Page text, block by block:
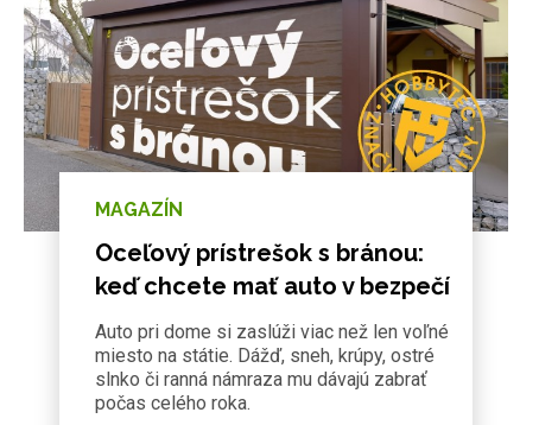
MAGAZÍN
Oceľový prístrešok s bránou:
keď chcete mať auto v bezpečí
Auto pri dome si zaslúži viac než len voľné
miesto na státie. Dážď, sneh, krúpy, ostré
slnko či ranná námraza mu dávajú zabrať
počas celého roka.